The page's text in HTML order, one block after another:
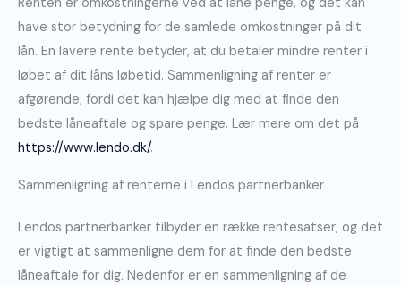
have stor betydning for de samlede omkostninger på dit
lån. En lavere rente betyder, at du betaler mindre renter i
løbet af dit låns løbetid. Sammenligning af renter er
afgørende, fordi det kan hjælpe dig med at finde den
bedste låneaftale og spare penge. Lær mere om det på
https://www.lendo.dk/.
Sammenligning af renterne i Lendos partnerbanker
Lendos partnerbanker tilbyder en række rentesatser, og det
er vigtigt at sammenligne dem for at finde den bedste
låneaftale for dig. Nedenfor er en sammenligning af de